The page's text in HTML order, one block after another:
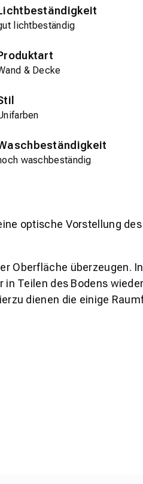
lichtbeständig
& Decke
waschbeständig
optische Vorstellung
Oberfläche überzeugen.
Teilen des Bodens
dienen die einige